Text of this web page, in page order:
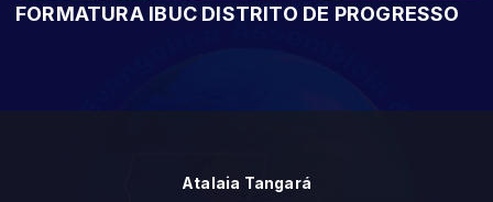
FORMATURA IBUC DISTRITO DE PROGRESSO
Atalaia Tangará